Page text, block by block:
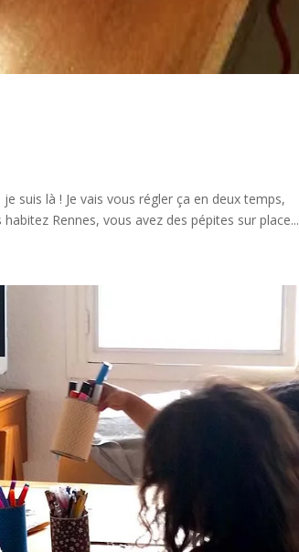
suis là ! Je vais vous régler ça en deux temps,
Rennes, vous avez des pépites sur place...